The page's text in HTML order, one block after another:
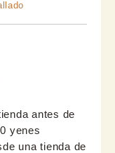
antes de
yenes
una tienda de